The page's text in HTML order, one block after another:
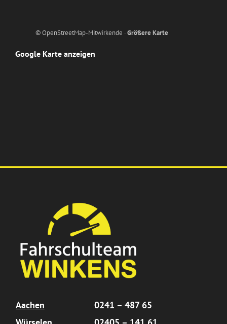
© OpenStreetMap-Mitwirkende ·Größere Karte
Google Karte anzeigen
Aachen
0241 – 487 65